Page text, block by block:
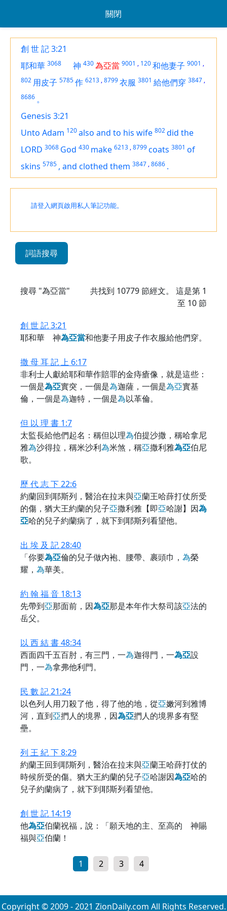
關閉
創 世 記 3:21
耶和華 3068 神 430為亞當 9001 , 120和他妻子 9001 ,
802 用皮子 5785作 6213 ,8799衣服 3801 給他們穿 3847 ,
8686 。
Genesis 3:21
Unto Adam 120also and to his wife 802did the
LORD 3068 God 430 make 6213 ,8799coats 3801 of
skins 5785 , and clothed them 3847 ,8686 .
請登入網頁啟用私人筆記功能。
詞語搜尋
搜尋 "為亞當" 共找到 10779節經文。 這是第 1
至 10 節
創 世 記 3:21
耶和華 神為亞當和他妻子用皮子作衣服給他們穿。
撒 母 耳 記 上 6:17
非利士人獻給耶和華作賠罪的金痔瘡像，就是這些：
一個是為亞實突，一個是為迦薩，一個是為亞實基
倫，一個是為迦特，一個是為以革倫。
但 以 理 書 1:7
太監長給他們起名：稱但以理為伯提沙撒，稱哈拿尼
雅為沙得拉，稱米沙利為米煞，稱亞撒利雅為亞伯尼
歌。
歷 代 志 下 22:6
約蘭回到耶斯列，醫治在拉末與亞蘭王哈薛打仗所受
的傷，猶大王約蘭的兒子亞撒利雅【即亞哈謝】因為
亞哈的兒子約蘭病了，就下到耶斯列看望他。
出 埃 及 記 28:40
「你要為亞倫的兒子做內袍、腰帶、裹頭巾， 為榮
耀， 為華美。
約 翰 福 音 18:13
先帶到亞那面前，因為亞那是本年作大祭司該亞法的
岳父。
以 西 結 書 48:34
西面四千五百肘，有三門，一為迦得門，一為亞設
門，一為拿弗他利門。
民 數 記 21:24
以色列人用刀殺了他，得了他的地，從亞嫩河到雅博
河，直到亞捫人的境界，因為亞捫人的境界多有堅
壘。
列 王 紀 下 8:29
約蘭王回到耶斯列，醫治在拉末與亞蘭王哈薛打仗的
時候所受的傷。猶大王約蘭的兒子亞哈謝因為亞哈的
兒子約蘭病了，就下到耶斯列看望他。
創 世 記 14:19
他為亞伯蘭祝福，說：「願天地的主、至高的 神賜
福與亞伯蘭！
1 2 3 4
Copyright © 2009 - 2021 ZionDaily.com All Rights Reserved.